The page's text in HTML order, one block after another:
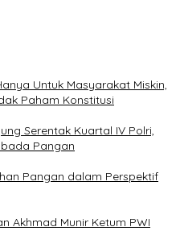
Untuk Masyarakat Miskin,
Paham Konstitusi
Serentak Kuartal IV Polri,
Pangan
Pangan dalam Perspektif
Akhmad Munir Ketum PWI